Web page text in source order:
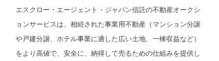
エスクロー・エージェント・ジャパン信託の不動産オークシ
ョンサービスは、相続された事業用不動産（マンション分譲
や戸建分譲、ホテル事業に適した広い土地、一棟収益など）
をより高値で、安全に、納得して売るための仕組みを提供し